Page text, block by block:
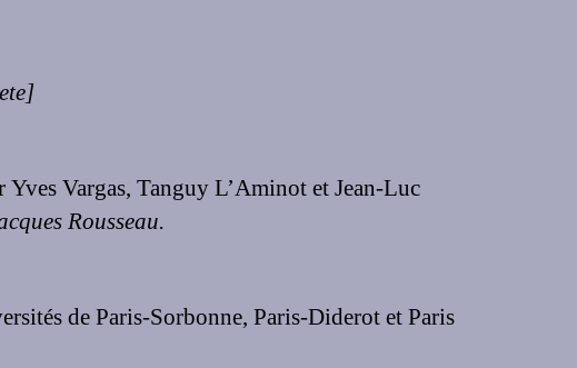
Vargas, Tanguy L’Aminot et Jean-Luc
Rousseau.
de Paris-Sorbonne, Paris-Diderot et Paris